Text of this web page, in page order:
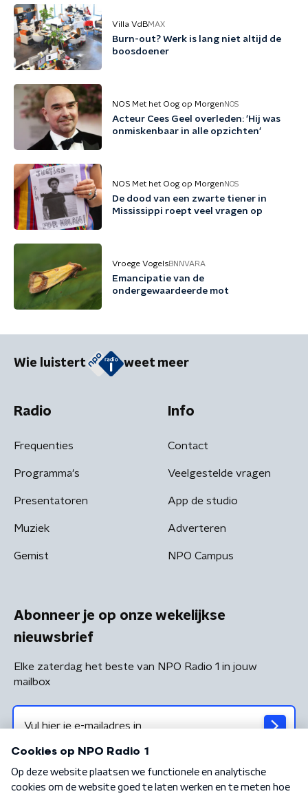
Villa VdBMAX
Burn-out? Werk is lang niet altijd de
boosdoener
NOS Met het Oog op Morgen NOS
Acteur Cees Geel overleden: 'Hij was
onmiskenbaar in alle opzichten'
NOS Met het Oog op Morgen NOS
De dood van een zwarte tiener in
Mississippi roept veel vragen op
Vroege VogelsBNNVARA
Emancipatie van de
ondergewaardeerde mot
Wie luistert weet meer
Radio
Frequenties
Programma's
Presentatoren
Muziek
Gemist
Info
Contact
Veelgestelde vragen
App de studio
Adverteren
NPO Campus
Abonneer je op onze wekelijkse
nieuwsbrief
Elke zaterdag het beste van NPO Radio 1 in jouw
mailbox